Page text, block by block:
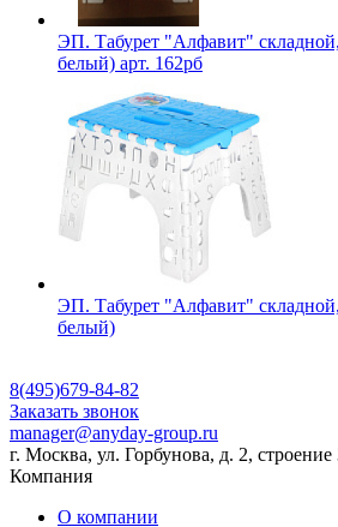
ЭП. Табурет "Алфавит"
белый) арт. 162рб
ЭП. Табурет "Алфавит"
белый)
8(495)679-84-82
Заказать звонок
manager@anyday-group.ru
г. Москва, ул. Горбунова, д. 2,
Компания
О компании